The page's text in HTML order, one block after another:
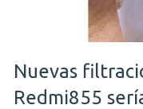
Nuevas
Redmi855